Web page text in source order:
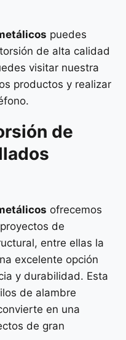
puedes
de alta calidad
visitar nuestra
productos y realizar
de
ofrecemos
de
entre ellas la
excelente opción
y durabilidad. Esta
de alambre
en una
de gran